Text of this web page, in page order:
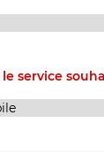
service